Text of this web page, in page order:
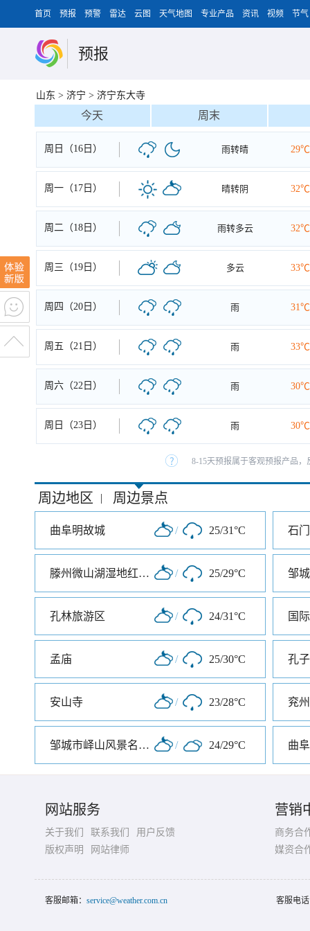
首页 预报 预警 雷达 云图 天气地图 专业产品 资讯 视频 节气
预报
山东 > 济宁 > 济宁东大寺
今天 周末
周日（16日） 雨转晴 29℃
周一（17日） 晴转阴 32℃
周二（18日） 雨转多云 32℃
周三（19日） 多云 33℃
周四（20日） 雨 31℃
周五（21日） 雨 33℃
周六（22日） 雨 30℃
周日（23日） 雨 30℃
8-15天预报属于客观预报产品
周边地区 | 周边景点
曲阜明故城 / 25/31°C 石
滕州微山湖湿地红荷旅游风景区 / 25/29°C 邹
孔林旅游区 / 24/31°C 国
孟庙 / 25/30°C 孔
安山寺 / 23/28°C 兖
邹城市峄山风景名胜区 / 24/29°C 曲
网站服务
关于我们 联系我们
用户反馈
版权声明
网站律师
营销
商务合
媒资合
客服邮箱： service@weather.com.cn 客服电